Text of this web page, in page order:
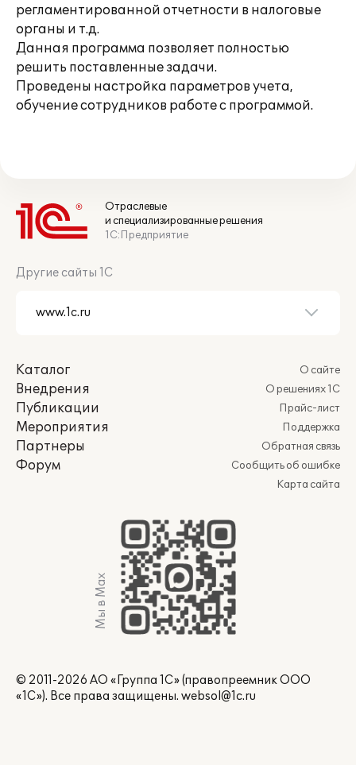
регламентированной отчетности в налоговые
органы и т.д.
Данная программа позволяет полностью
решить поставленные задачи.
Проведены настройка параметров учета,
обучение сотрудников работе с программой.
Отраслевые
и специализированные решения
1С:Предприятие
Другие сайты 1С
Каталог
Внедрения
Публикации
Мероприятия
Партнеры
Форум
О сайте
О решениях 1С
Прайс-лист
Поддержка
Обратная связь
Сообщить об ошибке
Карта сайта
Мы в Max
© 2011-2026 АО «Группа 1С» (правопреемник ООО
«1С»). Все права защищены. websol@1c.ru